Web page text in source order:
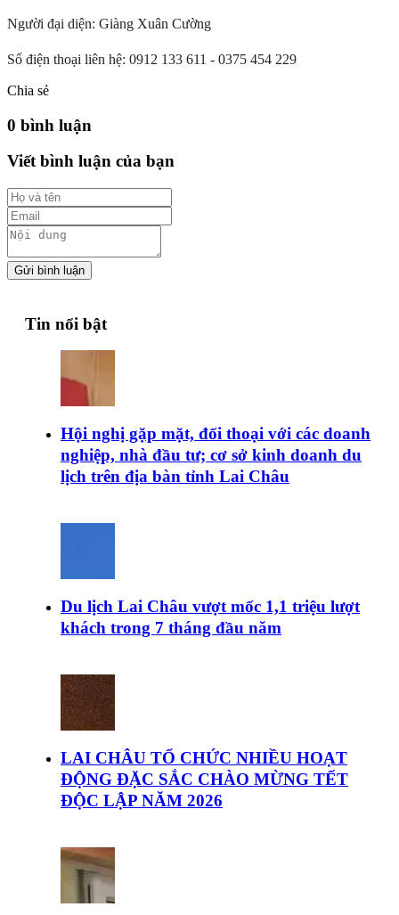
Người đại diện: Giàng Xuân Cường
Số điện thoại liên hệ: 0912 133 611 - 0375 454 229
Chia sẻ
0 bình luận
Viết bình luận của bạn
Gửi bình luận
Tin nổi bật
Hội nghị gặp mặt, đối thoại với các doanh
nghiệp, nhà đầu tư; cơ sở kinh doanh du
lịch trên địa bàn tỉnh Lai Châu
Du lịch Lai Châu vượt mốc 1,1 triệu lượt
khách trong 7 tháng đầu năm
LAI CHÂU TỔ CHỨC NHIỀU HOẠT
ĐỘNG ĐẶC SẮC CHÀO MỪNG TẾT
ĐỘC LẬP NĂM 2026